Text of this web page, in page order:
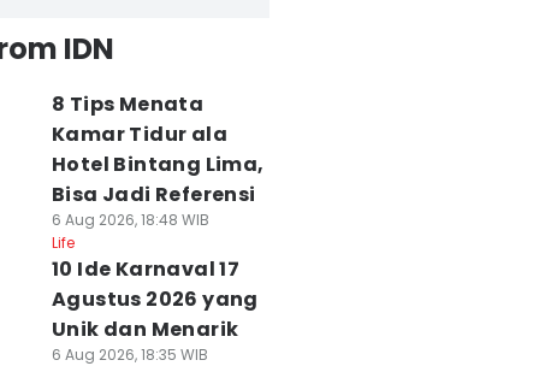
IDN
8 Tips Menata
Kamar Tidur ala
Hotel Bintang Lima,
Bisa Jadi Referensi
6 Aug 2026, 18:48 WIB
Life
10 Ide Karnaval 17
Agustus 2026 yang
Unik dan Menarik
6 Aug 2026, 18:35 WIB